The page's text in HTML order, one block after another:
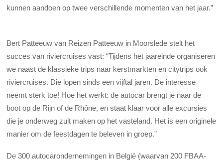
kunnen aandoen op twee verschillende momenten van het jaar.”
Bert Patteeuw van Reizen Patteeuw in Moorslede stelt het
succes van riviercruises vast: “Tijdens het jaareinde organiseren
we naast de klassieke trips naar kerstmarkten en citytrips ook
riviercruises. Die lopen sinds een vijftal jaren. De interesse
neemt sterk toe! Hoe het werkt: de autocar brengt je naar de
boot op de Rijn of de Rhône, en staat klaar voor alle excursies
die je onderweg zult maken op het vasteland. Het is een originele
manier om de feestdagen te beleven in groep.”
De 300 autocarondernemingen in België (waarvan 200 FBAA-